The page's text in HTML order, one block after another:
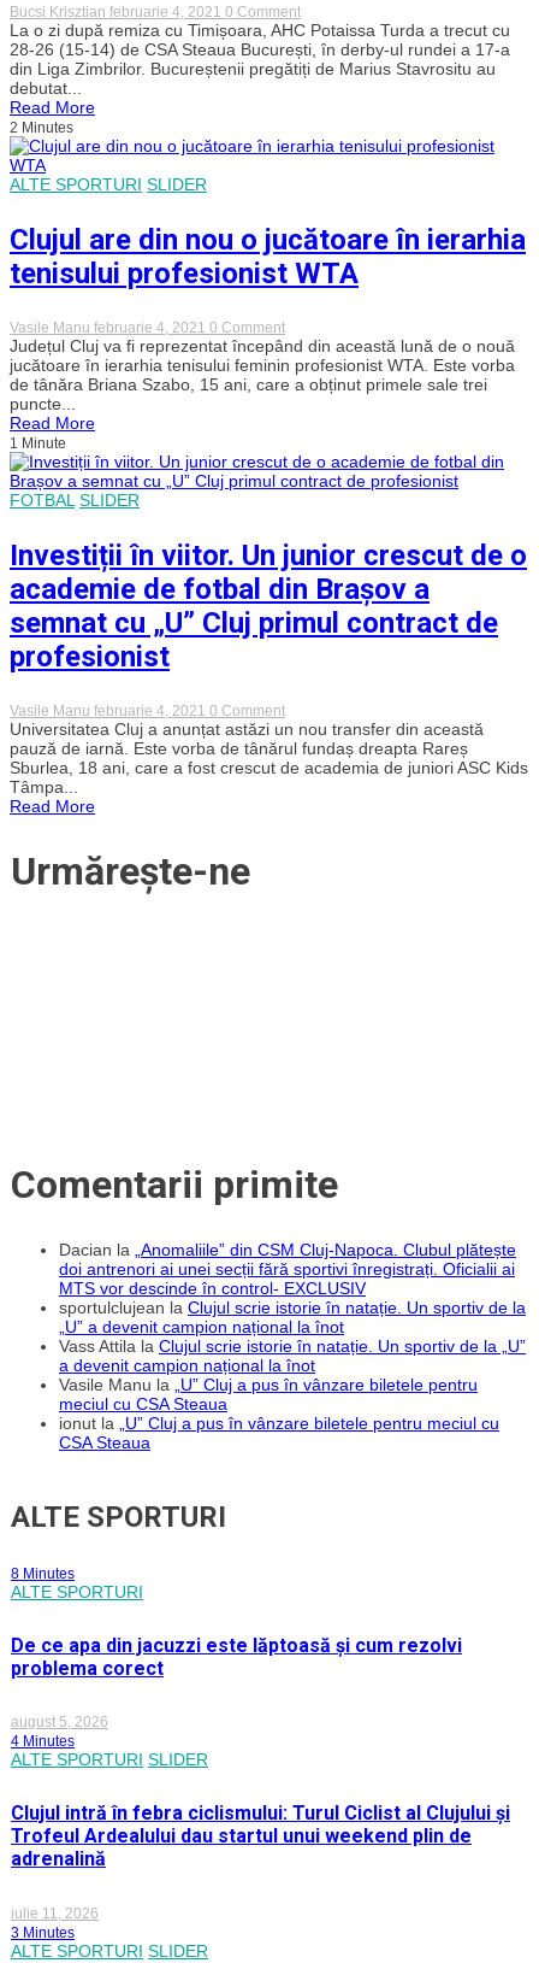
Bucsi Krisztian februarie 4, 2021 0 Commenton
Luptă
câștigată
contra
Stelei!
în
2021
La o zi după remiza cu Timișoara, AHC Potaissa Turda a trecut cu
28-26 (15-14) de CSA Steaua București, în derby-ul rundei a 17-a
din Liga Zimbrilor. Bucureștenii pregătiți de Marius Stavrositu au
debutat...
Read More
2 Minutes
ALTE SPORTURI SLIDER
Clujul are din nou o jucătoare în ierarhia
tenisului profesionist WTA
Vasile Manu februarie 4, 2021 0 Commenton
Clujul
are
din
nou
ierarhia
tenisului
profesionist
Județul Cluj va fi reprezentat începând din această lună de o nouă
jucătoare în ierarhia tenisului feminin profesionist WTA. Este vorba
de tânăra Briana Szabo, 15 ani, care a obținut primele sale trei
puncte...
Read More
1 Minute
FOTBAL SLIDER
Investiții în viitor. Un junior crescut de o
academie de fotbal din Brașov a
semnat cu „U” Cluj primul contract de
profesionist
Vasile Manu februarie 4, 2021 0 Commenton
Investiții
în
viitor.
Un
Universitatea Cluj a anunțat astăzi un nou transfer din această
pauză de iarnă. Este vorba de tânărul fundaș dreapta Rareș
Sburlea, 18 ani, care a fost crescut de academia de juniori ASC Kids
Tâmpa...
Read More
Urmărește-ne
Comentarii primite
Dacian la
„Anomaliile” din CSM Cluj-Napoca. Clubul plătește
doi antrenori ai unei secții fără sportivi înregistrați. Oficialii ai
MTS vor descinde în control- EXCLUSIV
sportulclujean la Clujul scrie istorie în natație. Un sportiv de la
„U” a devenit campion național la înot
Vass Attila la Clujul scrie istorie în natație. Un sportiv de la „U”
a devenit campion național la înot
Vasile Manu la
„U” Cluj a pus în vânzare biletele pentru
meciul cu CSA Steaua
ionut la
„U” Cluj a pus în vânzare biletele pentru meciul cu
CSA Steaua
ALTE SPORTURI
8 Minutes
ALTE SPORTURI
De ce apa din jacuzzi este lăptoasă și cum rezolvi
problema corect
august 5, 2026
4 Minutes
ALTE SPORTURI SLIDER
Clujul intră în febra ciclismului: Turul Ciclist al Clujului și
Trofeul Ardealului dau startul unui weekend plin de
adrenalină
iulie 11, 2026
3 Minutes
ALTE SPORTURI SLIDER